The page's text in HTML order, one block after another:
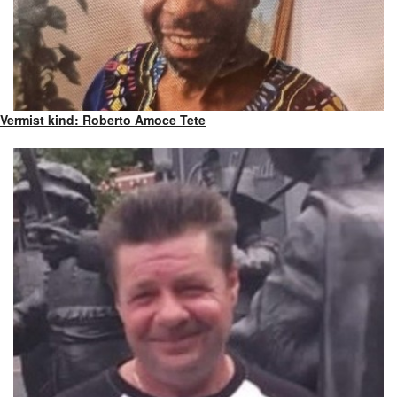
Vermist kind: Roberto Amoce Tete